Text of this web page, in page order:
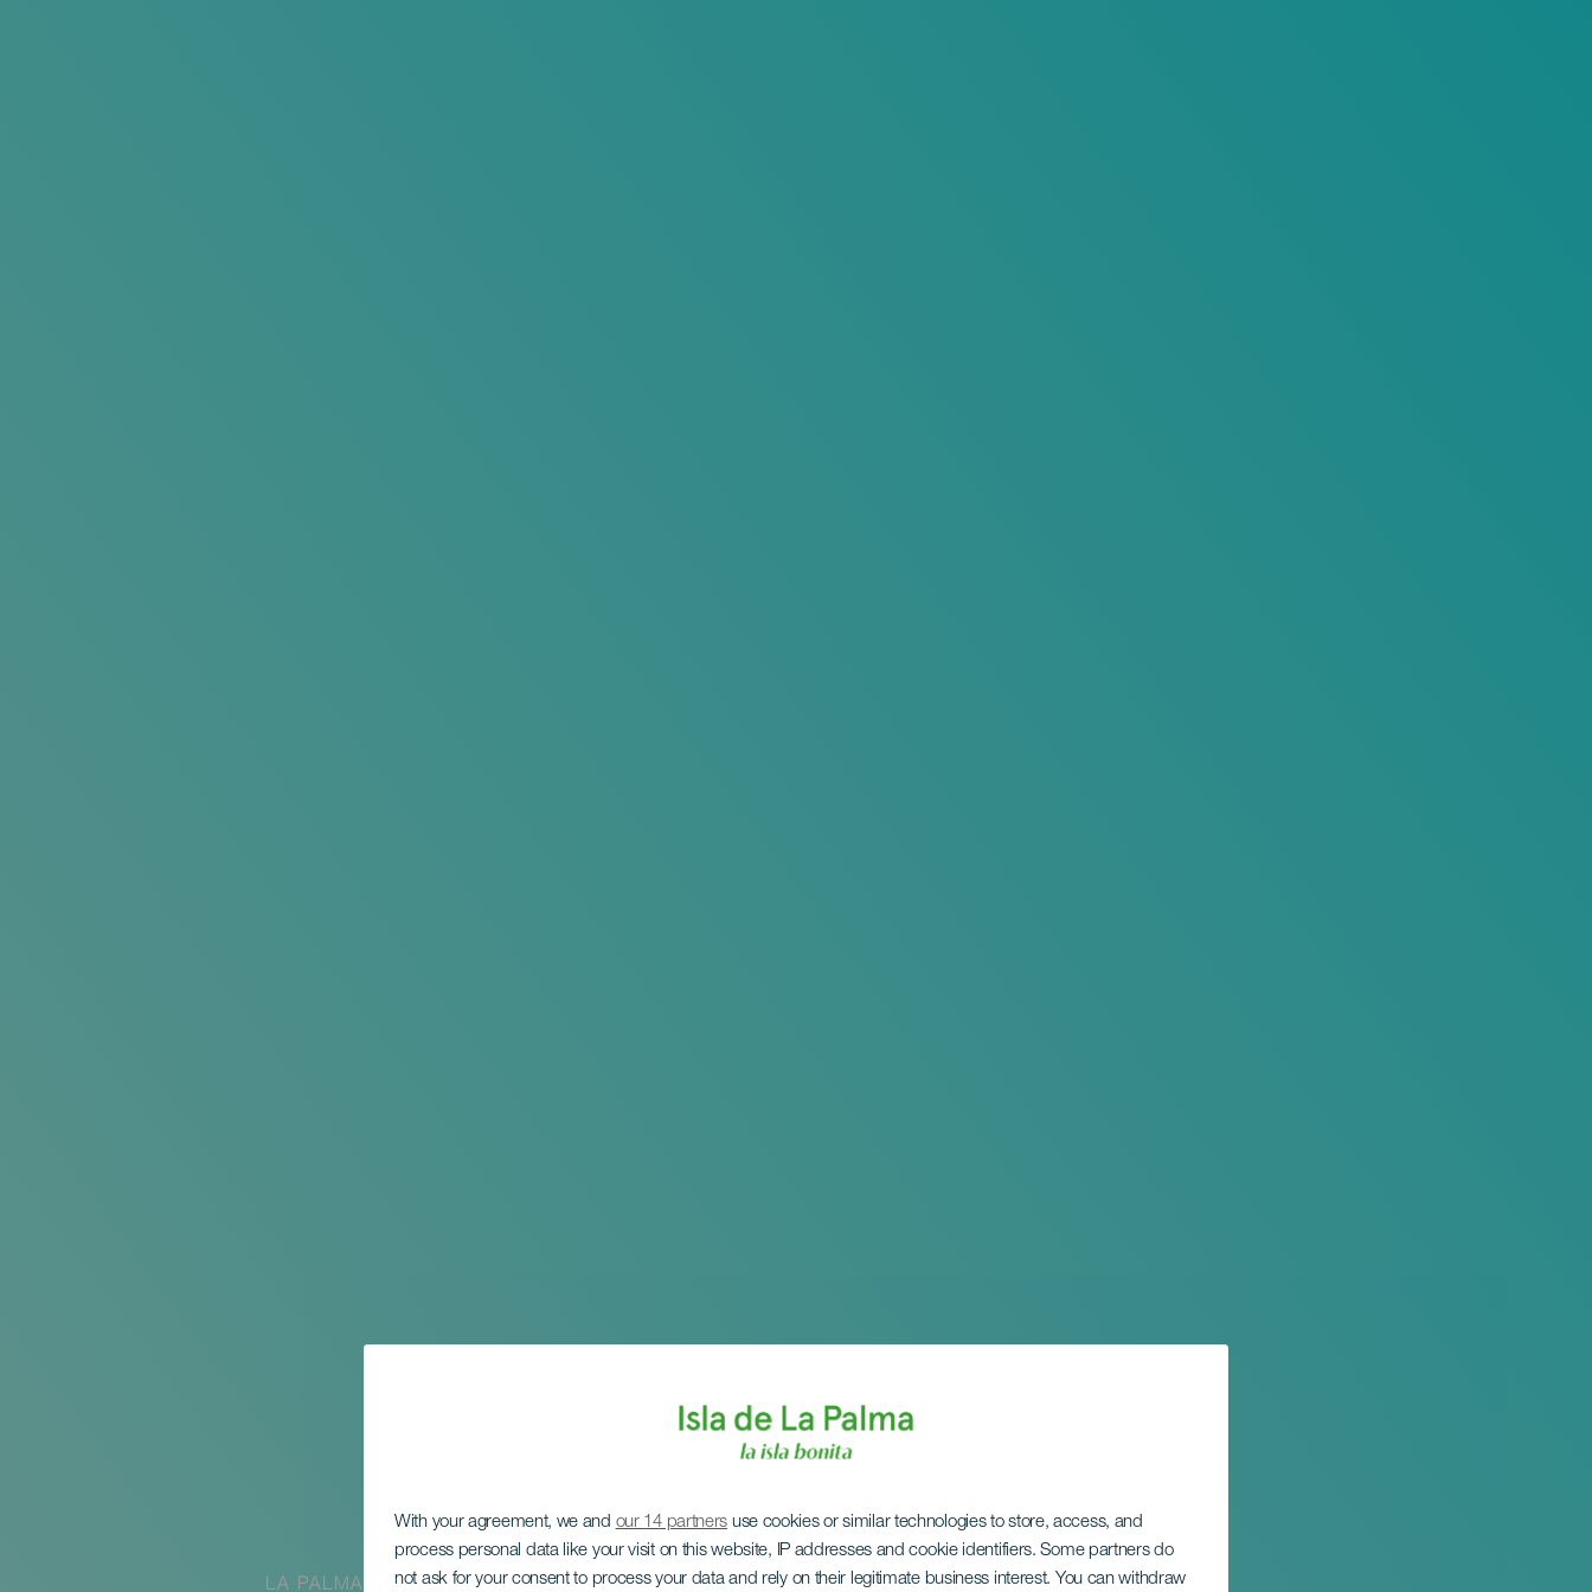
With your agreement, we and our 14 partners use cookies or similar technologies to store, access, and
process personal data like your visit on this website, IP addresses and cookie identifiers. Some partners do
not ask for your consent to process your data and rely on their legitimate business interest. You can withdraw
LA PALMA